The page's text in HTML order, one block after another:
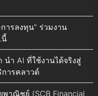
ารลงทุน” ร่วมงาน
นี้
นำ AI ที่ใช้งานได้จริงสู่
ารคลาวด์
พาณิชย์ (SCB Financial